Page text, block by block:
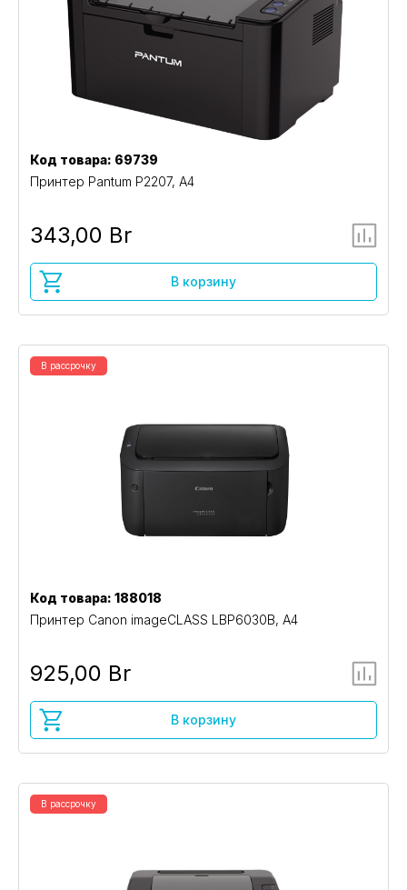
Код товара: 69739
Принтер Pantum P2207, A4
343,00 Br
В корзину
В рассрочку
Код товара: 188018
Принтер Canon imageCLASS LBP6030B, A4
925,00 Br
В корзину
В рассрочку